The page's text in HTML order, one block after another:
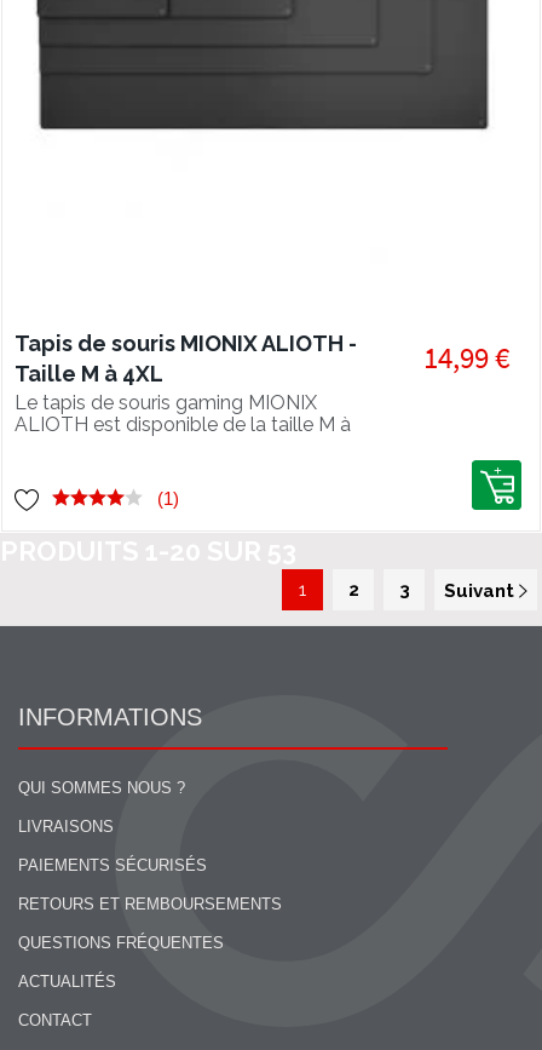
Tapis de souris MIONIX ALIOTH -
Taille M à 4XL
Le tapis de souris gaming MIONIX
ALIOTH est disponible de la taille M à
tapis souple est lavable en machine et
résistant aux liquides.
14,99 €
(1)
1 2 3 Suivant
INFORMATIONS
QUI SOMMES NOUS ?
LIVRAISONS
PAIEMENTS SÉCURISÉS
RETOURS ET REMBOURSEMENTS
QUESTIONS FRÉQUENTES
ACTUALITÉS
CONTACT